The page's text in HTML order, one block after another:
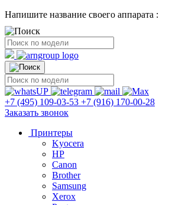
Напишите название своего аппарата :
+7 (495) 109-03-53 +7 (916) 170-00-28
Заказать звонок
Принтеры
Kyocera
HP
Canon
Brother
Samsung
Xerox